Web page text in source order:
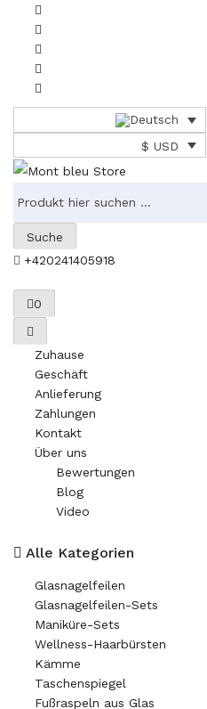
$ USD
Suche
+420241405918
0
Zuhause
Geschäft
Anlieferung
Zahlungen
Kontakt
Über uns
Bewertungen
Blog
Video
Alle Kategorien
Glasnagelfeilen
Glasnagelfeilen-Sets
Maniküre-Sets
Wellness-Haarbürsten
Kämme
Taschenspiegel
Fußraspeln aus Glas